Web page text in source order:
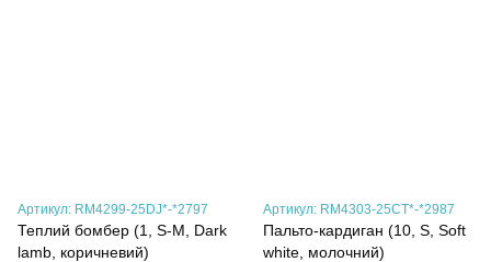
Артикул: RM4299-25DJ*-*2797
Теплий бомбер (1, S-M, Dark
lamb, коричневий)
Артикул: RM4303-25CT*-*2987
Пальто-кардиган (10, S, Soft
white, молочний)